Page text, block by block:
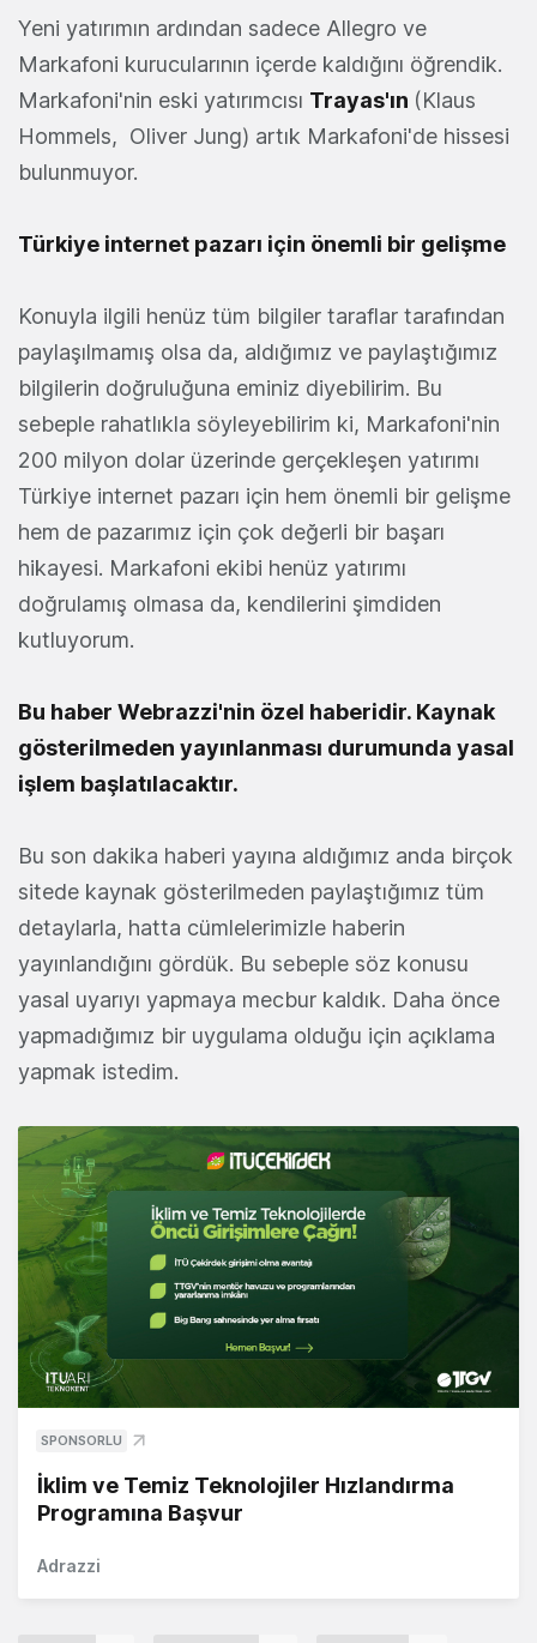
Yeni yatırımın ardından sadece Allegro ve
Markafoni kurucularının içerde kaldığını öğrendik.
Markafoni'nin eski yatırımcısı Trayas'ın (Klaus
Hommels, Oliver Jung) artık Markafoni'de hissesi
bulunmuyor.
Türkiye internet pazarı için önemli bir gelişme
Konuyla ilgili henüz tüm bilgiler taraflar tarafından
paylaşılmamış olsa da, aldığımız ve paylaştığımız
bilgilerin doğruluğuna eminiz diyebilirim. Bu
sebeple rahatlıkla söyleyebilirim ki, Markafoni'nin
200 milyon dolar üzerinde gerçekleşen yatırımı
Türkiye internet pazarı için hem önemli bir gelişme
hem de pazarımız için çok değerli bir başarı
hikayesi. Markafoni ekibi henüz yatırımı
doğrulamış olmasa da, kendilerini şimdiden
kutluyorum.
Bu haber Webrazzi'nin özel haberidir. Kaynak
gösterilmeden yayınlanması durumunda yasal
işlem başlatılacaktır.
Bu son dakika haberi yayına aldığımız anda birçok
sitede kaynak gösterilmeden paylaştığımız tüm
detaylarla, hatta cümlelerimizle haberin
yayınlandığını gördük. Bu sebeple söz konusu
yasal uyarıyı yapmaya mecbur kaldık. Daha önce
yapmadığımız bir uygulama olduğu için açıklama
yapmak istedim.
SPONSORLU
İklim ve Temiz Teknolojiler Hızlandırma
Programına Başvur
Adrazzi